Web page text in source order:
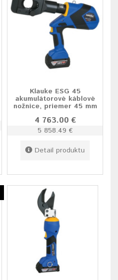
Klauke ESG 45
akumulátorové káblové
nožnice, priemer 45 mm
4 763.00 €
5 858.49 €
Detail produktu